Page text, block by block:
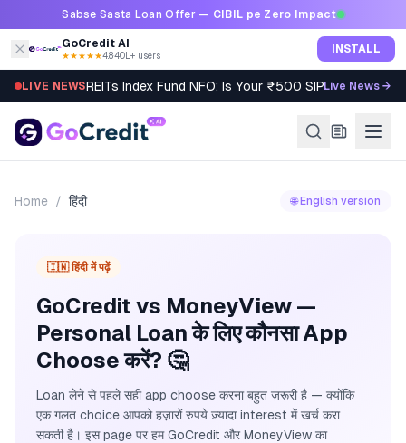
Skip to contentSabse Sasta Loan Offer — CIBIL pe Zero Impact
GoCredit AI
★★★★★4.8·40L+ users INSTALL
LIVE NEWSREITs Index Fund NFO: Is Your ₹500 SIP Worth It?
Live News →
Home / हिंदी 🌐 English version
🇮🇳 हिंदी में पढ़ें
GoCredit vs MoneyView —
Personal Loan के लिए कौनसा App
Choose करें? 🤔
Loan लेने से पहले सही app choose करना बहुत ज़रूरी है — क्योंकि
एक गलत choice आपको हज़ारों रुपये ज़्यादा interest में खर्च करा
सकती है। इस page पर हम GoCredit और MoneyView का